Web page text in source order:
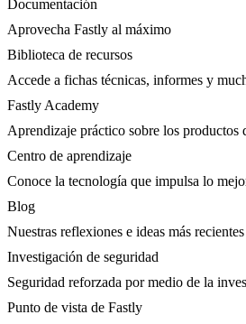
Documentación
Aprovecha Fastly al máximo
Biblioteca de recursos
Accede a fichas técnicas, informes y
Fastly Academy
Aprendizaje práctico sobre los productos
Centro de aprendizaje
Conoce la tecnología que impulsa lo
Blog
Nuestras reflexiones e ideas más recientes
Investigación de seguridad
Seguridad reforzada por medio de la
Punto de vista de Fastly